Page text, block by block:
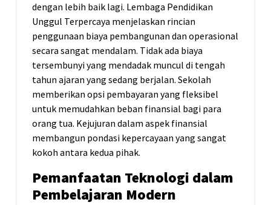
dengan lebih baik lagi. Lembaga Pendidikan
Unggul Terpercaya menjelaskan rincian
penggunaan biaya pembangunan dan operasional
secara sangat mendalam. Tidak ada biaya
tersembunyi yang mendadak muncul di tengah
tahun ajaran yang sedang berjalan. Sekolah
memberikan opsi pembayaran yang fleksibel
untuk memudahkan beban finansial bagi para
orang tua. Kejujuran dalam aspek finansial
membangun pondasi kepercayaan yang sangat
kokoh antara kedua pihak.
Pemanfaatan Teknologi dalam
Pembelajaran Modern